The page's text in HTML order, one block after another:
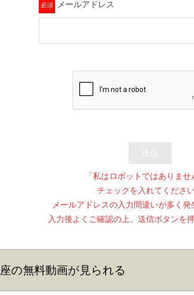
メールアドレス
「私はロボットではありませ
チェックを入れてください
メールアドレスの入力間違いが多く発
入力後よくご確認の上、送信ボタンを
の無料動画が見られる